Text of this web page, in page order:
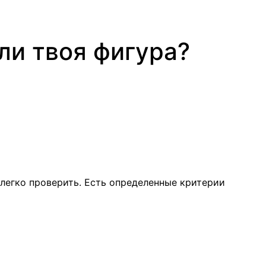
твоя фигура?
проверить. Есть определенные критерии